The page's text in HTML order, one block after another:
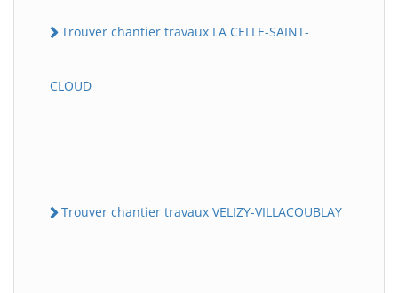
Trouver chantier travaux LA CELLE-SAINT-
CLOUD
Trouver chantier travaux VELIZY-VILLACOUBLAY